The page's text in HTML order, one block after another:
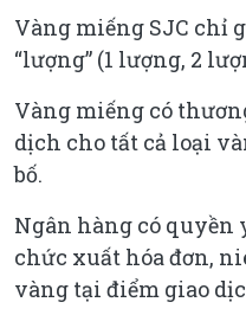
Vàng miếng SJC chỉ
“lượng” (1 lượng, 2
Vàng miếng có
dịch cho tất cả loại
bố.
Ngân hàng có quyền
chức xuất hóa đơn,
vàng tại điểm giao